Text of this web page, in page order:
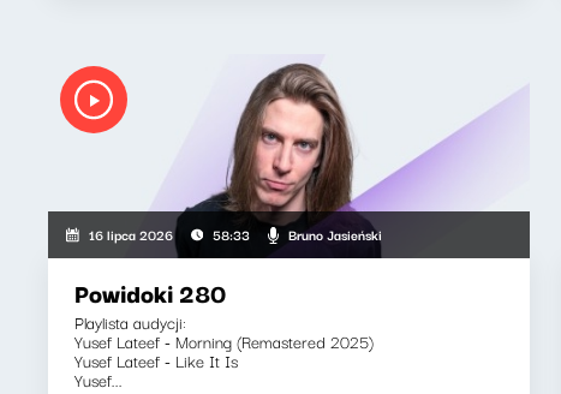
16 lipca 2026 58:33 Bruno Jasieński
Powidoki 280
Playlista audycji:
Yusef Lateef - Morning (Remastered 2025)
Yusef Lateef - Like It Is
Yusef...